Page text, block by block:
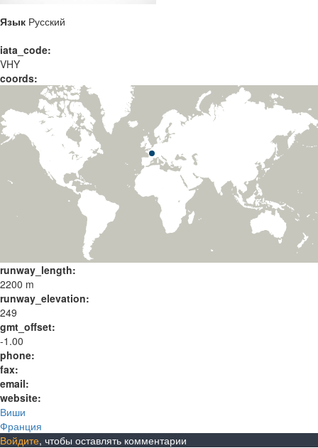
Язык Русский
iata_code:
VHY
coords:
runway_length:
2200 m
runway_elevation:
249
gmt_offset:
-1.00
phone:
fax:
email:
website:
Виши
Франция
Войдите, чтобы оставлять комментарии